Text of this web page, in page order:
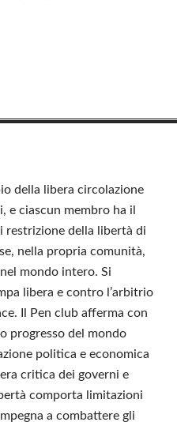
della libera circolazione
e ciascun membro ha il
restrizione della libertà di
nella propria comunità,
mondo intero. Si
libera e contro l’arbitrio
Il Pen club afferma con
progresso del mondo
politica e economica
critica dei governi e
comporta limitazioni
a combattere gli